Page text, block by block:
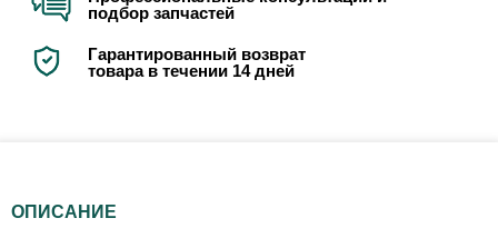
подбор запчастей
Гарантированный возврат
товара в течении 14 дней
ОПИСАНИЕ